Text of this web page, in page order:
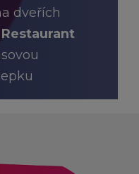
dveřích
A E-